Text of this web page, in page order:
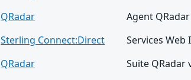
QRadar
Agent
Sterling Connect:Direct
Services Web
QRadar
Suite QRadar